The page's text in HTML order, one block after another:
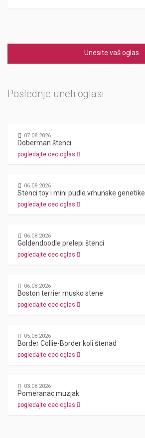
Unesite vaš oglas
Poslednje uneti oglasi
07.08.2026
Doberman štenci
pogledajte ceo oglas
06.08.2026
Stenci toy i mini pudle vrhunske genetike
pogledajte ceo oglas
06.08.2026
Goldendoodle prelepi štenci
pogledajte ceo oglas
06.08.2026
Boston terrier musko stene
pogledajte ceo oglas
05.08.2026
Border Collie-Border koli štenad
pogledajte ceo oglas
03.08.2026
Pomeranac muzjak
pogledajte ceo oglas